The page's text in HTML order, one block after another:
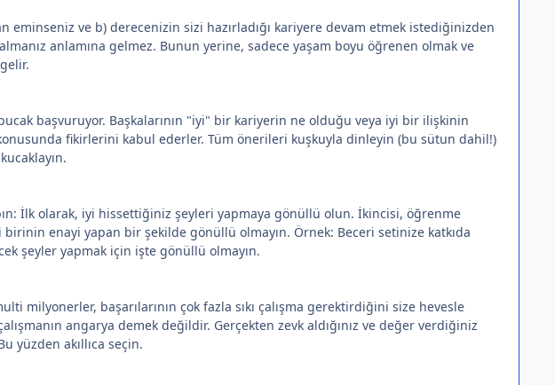
eminseniz ve b) derecenizin sizi hazırladığı kariyere devam etmek istediğinizden
anlamına gelmez. Bunun yerine, sadece yaşam boyu öğrenen olmak ve
başvuruyor. Başkalarının "iyi" bir kariyerin ne olduğu veya iyi bir ilişkinin
fikirlerini kabul ederler. Tüm önerileri kuşkuyla dinleyin (bu sütun dahil!)
İlk olarak, iyi hissettiğiniz şeyleri yapmaya gönüllü olun. İkincisi, öğrenme
enayi yapan bir şekilde gönüllü olmayın. Örnek: Beceri setinize katkıda
şeyler yapmak için işte gönüllü olmayın.
milyonerler, başarılarının çok fazla sıkı çalışma gerektirdiğini size hevesle
angarya demek değildir. Gerçekten zevk aldığınız ve değer verdiğiniz
yüzden akıllıca seçin.